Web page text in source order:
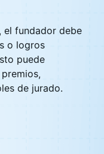
el fundador debe
o logros
puede
de jurado.